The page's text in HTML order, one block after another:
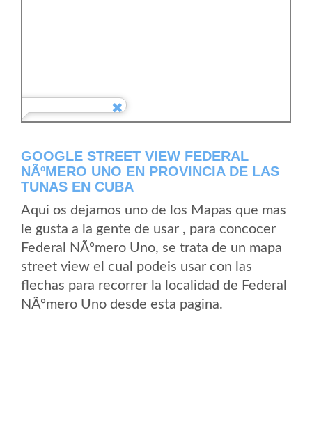
GOOGLE STREET VIEW FEDERAL
NÃºMERO UNO EN PROVINCIA DE LAS
TUNAS EN CUBA
Aqui os dejamos uno de los Mapas que mas
le gusta a la gente de usar , para concocer
Federal NÃºmero Uno, se trata de un mapa
street view el cual podeis usar con las
flechas para recorrer la localidad de Federal
NÃºmero Uno desde esta pagina.